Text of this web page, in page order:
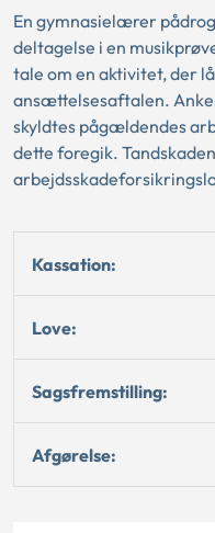
En gymnasielærer
deltagelse i en
tale om en aktivitet, der
ansættelsesaftalen.
skyldtes pågældendes
dette foregik.
Kassation:
Love:
Sagsfremstilling:
Afgørelse: